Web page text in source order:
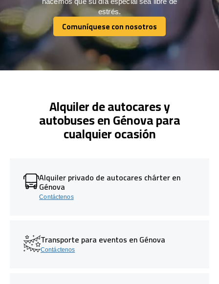
estrés.
Comuníquese con nosotros
Comuníquese con nosotros
Alquiler de autocares y
autobuses en Génova para
cualquier ocasión
Alquiler privado de autocares chárter en
Génova
Contáctenos
Transporte para eventos en Génova
Contáctenos